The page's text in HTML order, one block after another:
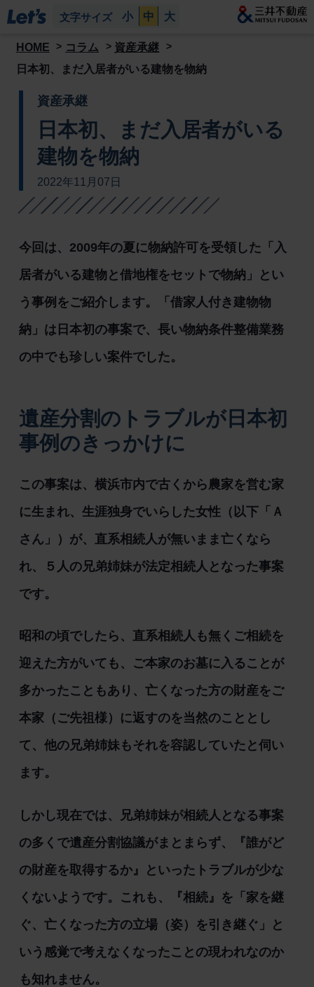
文字サイズ 小 中 大
HOME コラム
資産承継
日本初、まだ入居者がいる建物を物納
資産承継
日本初、まだ入居者がいる
建物を物納
2022年11月07日
今回は、2009年の夏に物納許可を受領した「入
居者がいる建物と借地権をセットで物納」とい
う事例をご紹介します。「借家人付き建物物
納」は日本初の事案で、長い物納条件整備業務
の中でも珍しい案件でした。
遺産分割のトラブルが日本初
事例のきっかけに
この事案は、横浜市内で古くから農家を営む家
に生まれ、生涯独身でいらした女性（以下「Ａ
さん」）が、直系相続人が無いまま亡くなら
れ、５人の兄弟姉妹が法定相続人となった事案
です。
昭和の頃でしたら、直系相続人も無くご相続を
迎えた方がいても、ご本家のお墓に入ることが
多かったこともあり、亡くなった方の財産をご
本家（ご先祖様）に返すのを当然のこととし
て、他の兄弟姉妹もそれを容認していたと伺い
ます。
しかし現在では、兄弟姉妹が相続人となる事案
の多くで遺産分割協議がまとまらず、『誰がど
の財産を取得するか』といったトラブルが少な
くないようです。これも、『相続』を「家を継
ぐ、亡くなった方の立場（姿）を引き継ぐ」と
いう感覚で考えなくなったことの現われなのか
も知れません。